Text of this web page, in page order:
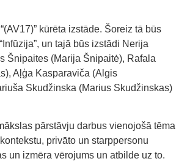
kūrēta izstāde. Šoreiz tā būs
un tajā būs izstādi Nerija
Šnipaites (Marija Šnipaitė), Rafala
Aļģa Kasparaviča (Algis
Skudžinska (Marius Skudžinskas)
pārstāvju darbus vienojošā tēma
privāto un starppersonu
un izmēra vērojums un atbilde uz to.